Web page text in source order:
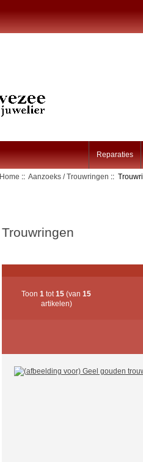
Reparaties
Home ::Aanzoeks / Trouwringen ::
Trouwringen
Toon1 tot15 (van15
artikelen)